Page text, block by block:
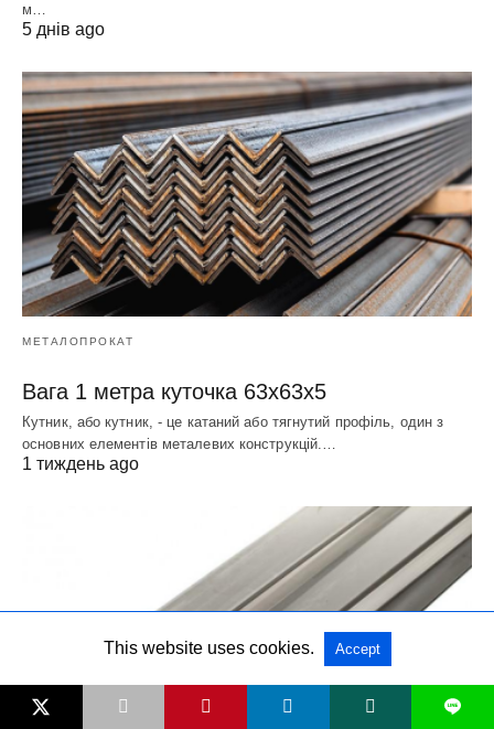
м…
5 днів ago
МЕТАЛОПРОКАТ
Вага 1 метра куточка 63х63х5
Кутник, або кутник, - це катаний або тягнутий профіль, один з
основних елементів металевих конструкцій.…
1 тиждень ago
L
This website uses cookies. Accept